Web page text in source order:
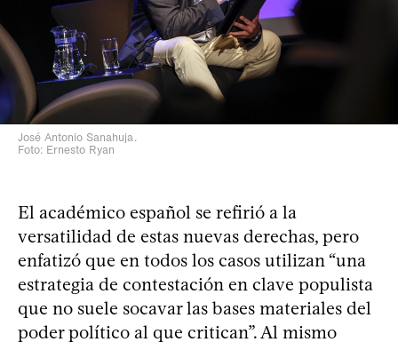
José Antonio Sanahuja.
Foto: Ernesto Ryan
El académico español se refirió a la
versatilidad de estas nuevas derechas, pero
enfatizó que en todos los casos utilizan “una
estrategia de contestación en clave populista
que no suele socavar las bases materiales del
poder político al que critican”. Al mismo